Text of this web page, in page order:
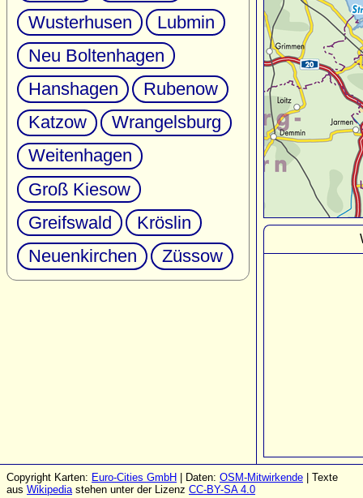
Wusterhusen
Lubmin
Neu Boltenhagen
Hanshagen
Rubenow
Katzow
Wrangelsburg
Weitenhagen
Groß Kiesow
Greifswald
Kröslin
Neuenkirchen
Züssow
Copyright Karten: Euro-Cities GmbH | Daten: OSM-Mitwirkende | Texte
aus Wikipediastehen unter der Lizenz CC-BY-SA 4.0